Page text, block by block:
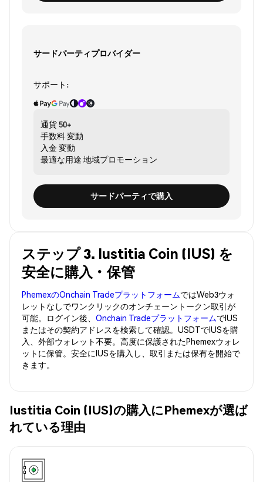
サードパーティプロバイダー
サポート:
通貨 50+
手数料変動
入金 変動
最適な用途 地域プロモーション
サードパーティで購入
ステップ 3. Iustitia Coin (IUS) を
安全に購入・保管
PhemexのOnchain TradeプラットフォームではWeb3ウォ
レットなしでワンクリックのオンチェーントークン取引が
可能。ログイン後、 Onchain TradeプラットフォームでIUS
またはその契約アドレスを検索して確認。USDTでIUSを購
入、外部ウォレット不要。高度に保護されたPhemexウォレ
ットに保管。安全にIUSを購入し、取引または保有を開始で
きます。
Iustitia Coin (IUS)の購入にPhemexが選ば
れている理由